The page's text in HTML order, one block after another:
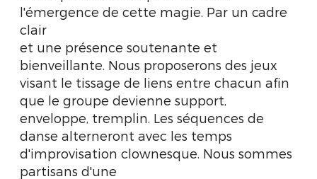
l'émergence de cette magie. Par un cadre
clair
et une présence soutenante et
bienveillante. Nous proposerons des jeux
visant le tissage de liens entre chacun afin
que le groupe devienne support,
enveloppe, tremplin. Les séquences de
danse alterneront avec les temps
d'improvisation clownesque. Nous sommes
partisans d'une